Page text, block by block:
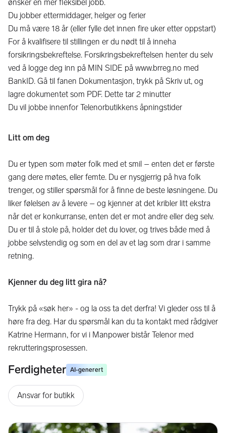
ønsker en mer fleksibel jobb.
Du jobber ettermiddager, helger og ferier
Du må være 18 år (eller fylle det innen fire uker etter oppstart)
For å kvalifisere til stillingen er du nødt til å inneha
forsikringsbekreftelse. Forsikringsbekreftelsen henter du selv
ved å logge deg inn på MIN SIDE på www.brreg.no med
BankID. Gå til fanen Dokumentasjon, trykk på Skriv ut, og
lagre dokumentet som PDF. Dette tar 2 minutter
Du vil jobbe innenfor Telenorbutikkens åpningstider
Litt om deg
Du er typen som møter folk med et smil – enten det er første
gang dere møtes, eller femte. Du er nysgjerrig på hva folk
trenger, og stiller spørsmål for å finne de beste løsningene. Du
liker følelsen av å levere – og kjenner at det kribler litt ekstra
når det er konkurranse, enten det er mot andre eller deg selv.
Du er til å stole på, holder det du lover, og trives både med å
jobbe selvstendig og som en del av et lag som drar i samme
retning.
Kjenner du deg litt gira nå?
Trykk på «søk her» - og la oss ta det derfra! Vi gleder oss til å
høre fra deg. Har du spørsmål kan du ta kontakt med rådgiver
Katrine Hermann, for vi i Manpower bistår Telenor med
rekrutteringsprosessen.
Ferdigheter AI-generert
Ansvar for butikk